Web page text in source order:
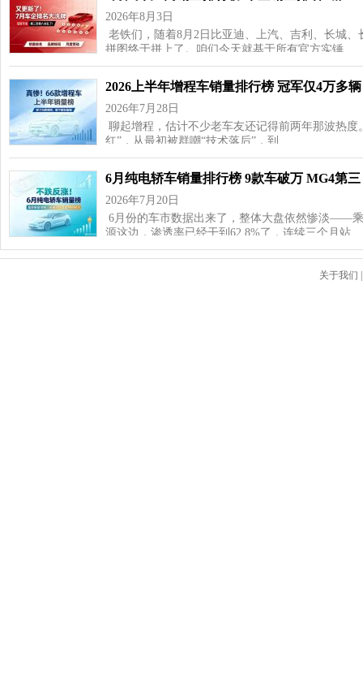
2026年8月3日
老铁们，随着8月2日比亚迪、上汽、吉利、长城
拼图终于拼上了。咱们今天就基于所有官方实锤…
2026上半年增程车销量排行榜 冠军仅4万多辆
2026年7月28日
聊起增程，估计不少老车友还记得前两年那波热
红”，从最初被群嘲“技术落后”，到…
6月纯电轿车销量排行榜 9款车破万 MG4第三
2026年7月20日
6月份的车市数据出来了，整体大盘依然惨淡——
源这边，渗透率已经干到62.8%了，连续三个月站…
关于我们